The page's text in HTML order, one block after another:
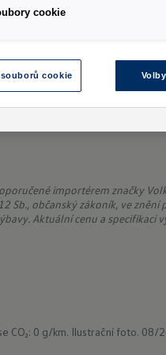
importérem značky
Sb., občanský zákoník, ve
Aktuální cenu a specifikaci
CO₂: 0 g/km. Ilustrační foto. 08/
cookie
cookie